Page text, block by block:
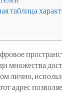
таблица
множества
лично,
адрес